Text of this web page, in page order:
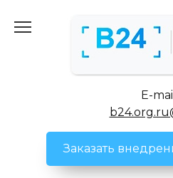
E-
Заказать